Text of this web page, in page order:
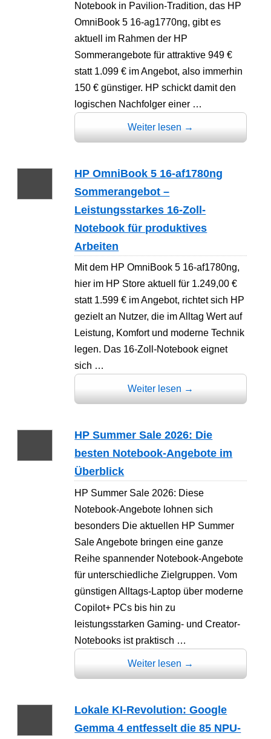
Notebook in Pavilion-Tradition, das HP
OmniBook 5 16-ag1770ng, gibt es
aktuell im Rahmen der HP
Sommerangebote für attraktive 949 €
statt 1.099 € im Angebot, also immerhin
150 € günstiger. HP schickt damit den
logischen Nachfolger einer …
Weiter lesen →
HP OmniBook 5 16-af1780ng
Sommerangebot –
Leistungsstarkes 16-Zoll-
Notebook für produktives
Arbeiten
Mit dem HP OmniBook 5 16-af1780ng,
hier im HP Store aktuell für 1.249,00 €
statt 1.599 € im Angebot, richtet sich HP
gezielt an Nutzer, die im Alltag Wert auf
Leistung, Komfort und moderne Technik
legen. Das 16-Zoll-Notebook eignet
sich …
Weiter lesen →
HP Summer Sale 2026: Die
besten Notebook-Angebote im
Überblick
HP Summer Sale 2026: Diese
Notebook-Angebote lohnen sich
besonders Die aktuellen HP Summer
Sale Angebote bringen eine ganze
Reihe spannender Notebook-Angebote
für unterschiedliche Zielgruppen. Vom
günstigen Alltags-Laptop über moderne
Copilot+ PCs bis hin zu
leistungsstarken Gaming- und Creator-
Notebooks ist praktisch …
Weiter lesen →
Lokale KI-Revolution: Google
Gemma 4 entfesselt die 85 NPU-